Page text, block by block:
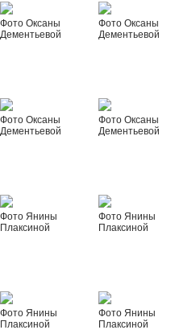
Фото Оксаны
Дементьевой
Фото Оксаны
Дементьевой
Фото Оксаны
Дементьевой
Фото Оксаны
Дементьевой
Фото Янины
Плаксиной
Фото Янины
Плаксиной
Фото Янины
Плаксиной
Фото Янины
Плаксиной